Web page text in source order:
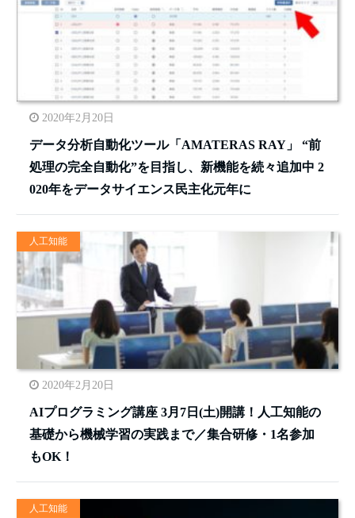
2020年2月20日
データ分析自動化ツール「AMATERAS RAY」 “前
処理の完全自動化”を目指し、新機能を続々追加中 2
020年をデータサイエンス民主化元年に
人工知能
2020年2月20日
AIプログラミング講座 3月7日(土)開講！人工知能の
基礎から機械学習の実践まで／集合研修・1名参加
もOK！
人工知能